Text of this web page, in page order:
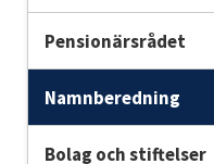
Pensionärsrådet
Namnberedning
Bolag och stiftelser